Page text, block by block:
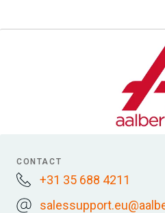
CONTACT
+31 35 688 4211